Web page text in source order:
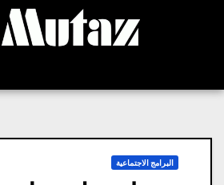
البرامج الاجتماعية